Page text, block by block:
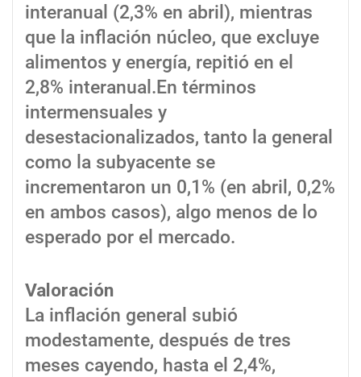
interanual (2,3% en abril), mientras
que la inflación núcleo, que excluye
alimentos y energía, repitió en el
2,8% interanual.En términos
intermensuales y
desestacionalizados, tanto la general
como la subyacente se
incrementaron un 0,1% (en abril, 0,2%
en ambos casos), algo menos de lo
esperado por el mercado.
Valoración
La inflación general subió
modestamente, después de tres
meses cayendo, hasta el 2,4%,